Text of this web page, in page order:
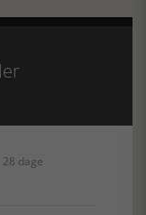
28 dage